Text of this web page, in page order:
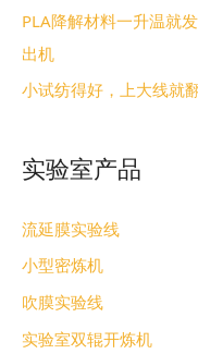
PLA降解材料一升温就
出机
小试纺得好，上大线就
实验室产品
流延膜实验线
小型密炼机
吹膜实验线
实验室双辊开炼机